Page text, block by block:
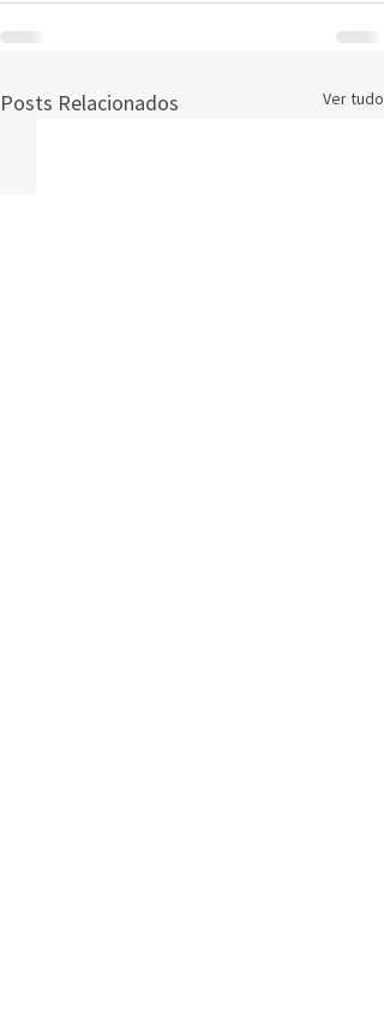
Posts Relacionados Ver tudo